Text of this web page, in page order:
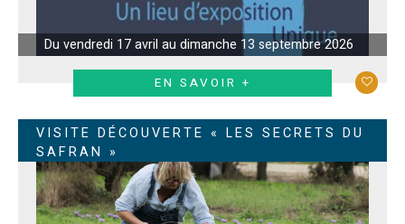
Du vendredi 17 avril au dimanche 13 septembre 2026
EN SAVOIR +
VISITE DÉCOUVERTE « LES SECRETS DU
SAFRAN »